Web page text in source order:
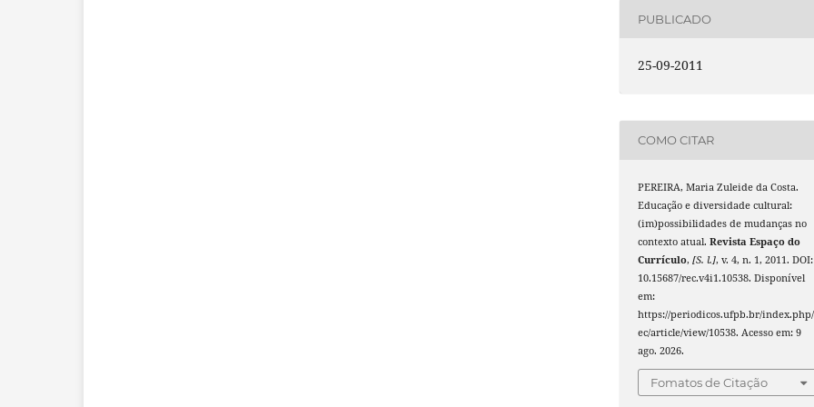
PUBLICADO
25-09-2011
COMO CITAR
PEREIRA, Maria Zuleide da Costa.
Educação e diversidade cultural:
(im)possibilidades de mudanças no
contexto atual.Revista Espaço do
Currículo,[S. l.], v. 4, n. 1, 2011. DOI:
10.15687/rec.v4i1.10538. Disponível
em:
https://periodicos.ufpb.br/
ec/article/view/10538. Acesso em: 9
ago. 2026.
Fomatos de Citação